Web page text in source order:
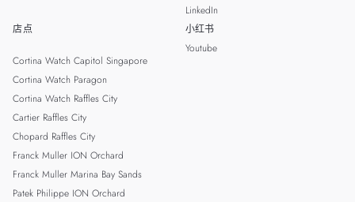
店点
Cortina Watch Capitol Singapore
Cortina Watch Paragon
Cortina Watch Raffles City
Cartier Raffles City
Chopard Raffles City
Franck Muller ION Orchard
Franck Muller Marina Bay Sands
Patek Philippe ION Orchard
LinkedIn
小红书
Youtube